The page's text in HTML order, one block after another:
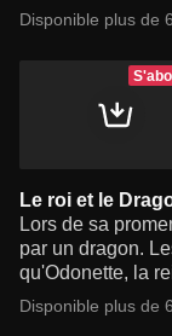
Disponible plus de
Le roi et le
Lors de sa
par un dragon.
qu'Odonette, la
Disponible plus de